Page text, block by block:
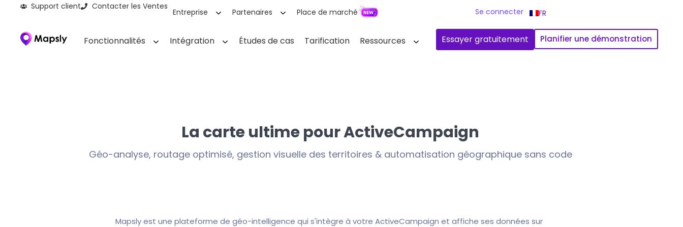
Support client Contacter les Ventes
Entreprise Partenaires Place de marché Se connecter FR
Fonctionnalités Intégration Études de cas Tarification Ressources Essayer gratuitement Planifier une démonstration
La carte ultime pour ActiveCampaign
Géo-analyse, routage optimisé, gestion visuelle des territoires & automatisation géographique sans code
Mapsly est une plateforme de géo-intelligence qui s'intègre à votre ActiveCampaign et affiche ses données sur